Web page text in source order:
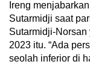
Ireng
Sutarmidji saat
Sutarmidji-
2023 itu. “Ada
seolah inferior di